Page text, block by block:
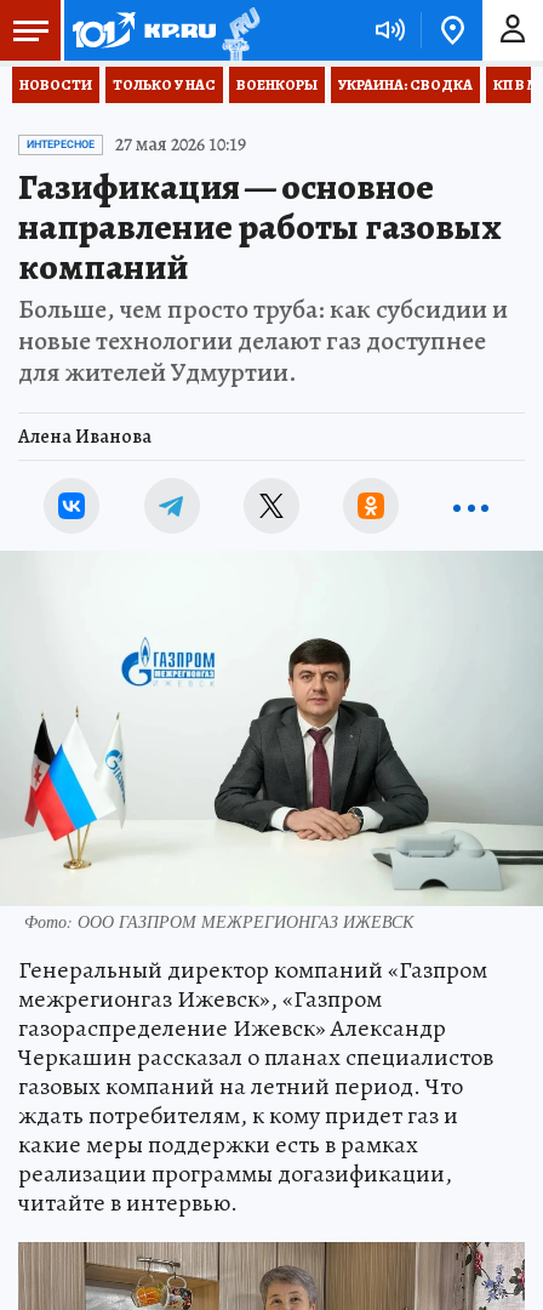
НОВОСТИ ТОЛЬКО У НАС ВОЕНКОРЫ УКРАИНА: СВОДКА КП В
ИНТЕРЕСНОЕ 27 мая 2026 10:19
Газификация — основное
направление работы газовых
компаний
Больше, чем просто труба: как субсидии и
новые технологии делают газ доступнее
для жителей Удмуртии.
Алена Иванова
Фото: ООО ГАЗПРОМ МЕЖРЕГИОНГАЗ ИЖЕВСК
Генеральный директор компаний «Газпром
межрегионгаз Ижевск», «Газпром
газораспределение Ижевск» Александр
Черкашин рассказал о планах специалистов
газовых компаний на летний период. Что
ждать потребителям, к кому придет газ и
какие меры поддержки есть в рамках
реализации программы догазификации,
читайте в интервью.